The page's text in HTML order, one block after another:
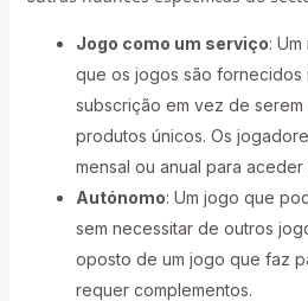
Jogo como um serviço:
que os jogos são fornecidos
subscrição em vez de
produtos únicos. Os
mensal ou anual para aceder
Autónomo: Um jogo que
sem necessitar de outros
oposto de um jogo que faz
requer complementos.